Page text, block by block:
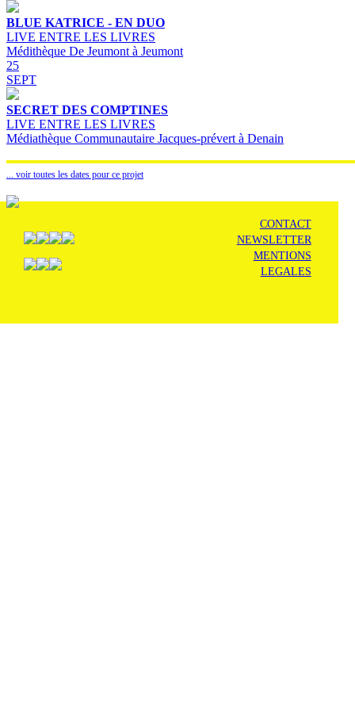
BLUE KATRICE - EN DUO
LIVE ENTRE LES LIVRES
Médithèque De Jeumont à Jeumont
25
SEPT
SECRET DES COMPTINES
LIVE ENTRE LES LIVRES
Médiathèque Communautaire Jacques-prévert à Denain
... voir toutes les dates pour ce projet
CONTACT
NEWSLETTER
MENTIONS
LEGALES